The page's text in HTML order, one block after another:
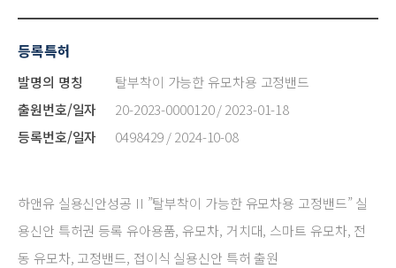
등록특허
발명의 명칭
탈부착이 가능한 유모차용 고정밴드
출원번호/일자
20-2023-0000120 / 2023-01-18
등록번호/일자
0498429 / 2024-10-08
하앤유 실용신안성공 II ”탈부착이 가능한 유모차용 고정밴드” 실
용신안 특허권 등록 유아용품, 유모차, 거치대, 스마트 유모차, 전
동 유모차, 고정밴드, 접이식 실용신안 특허 출원